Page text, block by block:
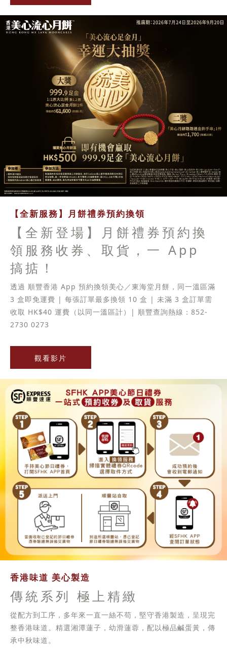
【全新服務】月餅禮券預約換領
【全新登場】月餅禮券預約換
領服務收券、取貨，一 App
搞掂！
透過 順豐香港 App 預約換領美心／東海堂月餅，同一溫區滿
3 盒即免運費 | 每張訂單最多換領 10 盒 | 未滿 3 盒訂單需
收取 HK$40 運費（以同一溫區計）| 順豐查詢熱線：852-
2730 0273
觀看影片
香港味道 美心製造
傳統系列 極上精緻
從配方到工序，多年來一直一絲不苟，堅守香港製造，呈現完
整香港味道。精選湘潭蓮子，幼滑蓮蓉，配以極品鹹蛋黃，傳
承中秋味道。